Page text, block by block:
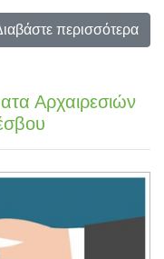
περισσότερα
Αρχαιρεσιών